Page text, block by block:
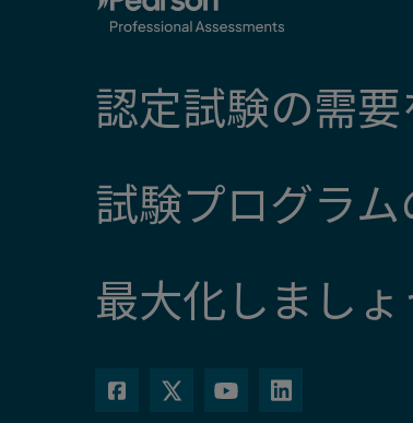
認定試験の需
試験プログラ
最大化しましょ